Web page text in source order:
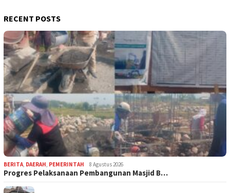
RECENT POSTS
BERITA, DAERAH, PEMERINTAH 8 Agustus 2026
Progres Pelaksanaan Pembangunan Masjid B…